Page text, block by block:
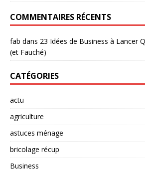
COMMENTAIRES RÉCENTS
fab dans 23 Idées de Business à Lancer
(et Fauché)
CATÉGORIES
actu
agriculture
astuces ménage
bricolage récup
Business